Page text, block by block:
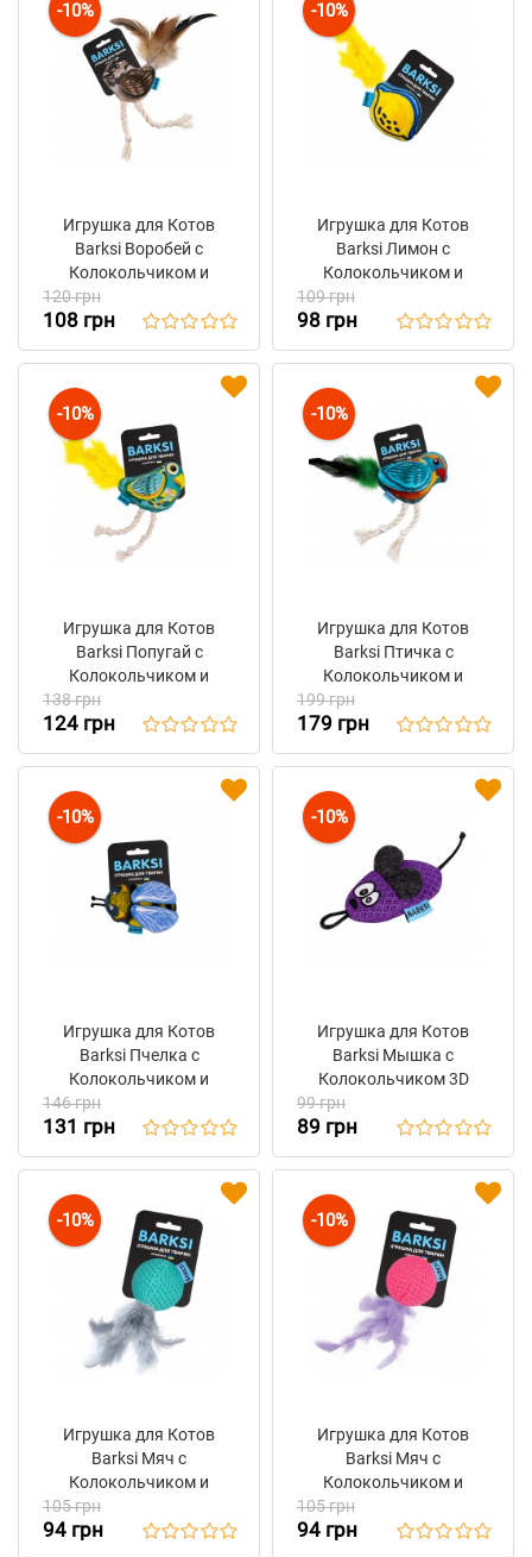
-10%
Игрушка для Котов
Barksi Воробей с
Колокольчиком и
Перьями 7 x 9 см
120 грн
108 грн
-10%
Игрушка для Котов
Barksi Лимон с
Колокольчиком и
Перьями 9 x 7 см
109 грн
98 грн
-10%
Игрушка для Котов
Barksi Попугай с
Колокольчиком и
Перьями 8 x 11 см
138 грн
124 грн
-10%
Игрушка для Котов
Barksi Птичка с
Колокольчиком и
Перьями 12 x 10 см
199 грн
179 грн
-10%
Игрушка для Котов
Barksi Пчелка с
Колокольчиком и
Щелестящими
Вставками 10 x 6 см
146 грн
131 грн
-10%
Игрушка для Котов
Barksi Мышка с
Колокольчиком 3D
Сетка Фиолетовая 8 х 4
см
99 грн
89 грн
-10%
Игрушка для Котов
Barksi Мяч с
Колокольчиком и
Перьями 3D Сетка
Ментоловый 5 см
105 грн
94 грн
-10%
Игрушка для Котов
Barksi Мяч с
Колокольчиком и
Перьями 3D Сетка
Розовый 5 см
105 грн
94 грн